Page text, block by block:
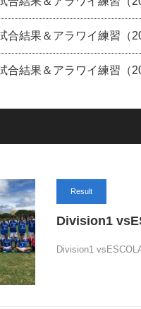
合結果＆アラワイ練習（
合結果＆アラワイ練習（
Result
Division1
Division1